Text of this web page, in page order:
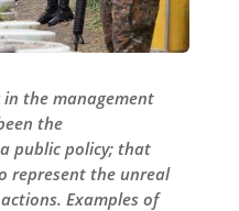
the management
the
public policy; that
represent the unreal
Examples of